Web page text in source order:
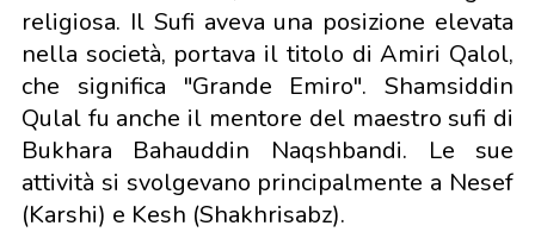
religiosa. Il Sufi aveva una posizione elevata
nella società, portava il titolo di Amiri Qalol,
che significa "Grande Emiro". Shamsiddin
Qulal fu anche il mentore del maestro sufi di
Bukhara Bahauddin Naqshbandi. Le sue
attività si svolgevano principalmente a Nesef
(Karshi) e Kesh (Shakhrisabz).